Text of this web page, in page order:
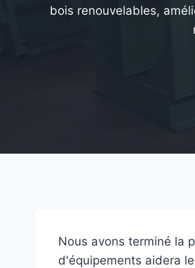
bois renouvelables,
Nous avons terminé la
d'équipements aidera